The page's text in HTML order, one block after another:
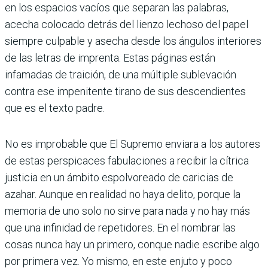
en los espacios vacíos que separan las palabras,
acecha colocado detrás del lienzo lechoso del papel
siempre culpable y asecha desde los ángulos interiores
de las letras de imprenta. Estas páginas están
infamadas de traición, de una múltiple sublevación
contra ese impenitente tirano de sus descendientes
que es el texto padre.
No es improbable que El Supremo enviara a los autores
de estas perspicaces fabulaciones a recibir la cítrica
justicia en un ámbito espolvoreado de caricias de
azahar. Aunque en realidad no haya delito, porque la
memoria de uno solo no sirve para nada y no hay más
que una infinidad de repetidores. En el nombrar las
cosas nunca hay un primero, conque nadie escribe algo
por primera vez. Yo mismo, en este enjuto y poco